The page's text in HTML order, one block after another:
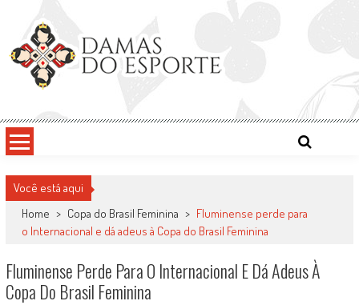
content
Damas do Esporte
Você está aqui
Home > Copa do Brasil Feminina > Fluminense perde para
o Internacional e dá adeus à Copa do Brasil Feminina
Fluminense Perde Para O Internacional E Dá Adeus À
Copa Do Brasil Feminina